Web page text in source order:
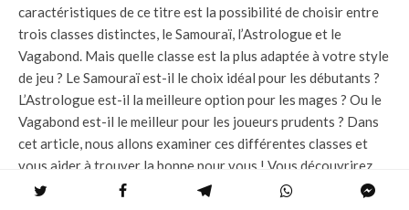
caractéristiques de ce titre est la possibilité de choisir entre
trois classes distinctes, le Samouraï, l’Astrologue et le
Vagabond. Mais quelle classe est la plus adaptée à votre style
de jeu ? Le Samouraï est-il le choix idéal pour les débutants ?
L’Astrologue est-il la meilleure option pour les mages ? Ou le
Vagabond est-il le meilleur pour les joueurs prudents ? Dans
cet article, nous allons examiner ces différentes classes et
vous aider à trouver la bonne pour vous ! Vous découvrirez
ainsi la classe qui vous convient le mieux et la façon dont elle